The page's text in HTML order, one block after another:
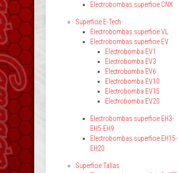
Electrobombas superficie CNX
Superficie E-Tech
Electrobombas superficie VL
Electrobombas superficie EV
Electrobomba EV1
Electrobomba EV3
Electrobomba EV6
Electrobomba EV10
Electrobomba EV15
Electrobomba EV20
Electrobombas superficie EH3-
EH5-EH9
Electrobombas superficie EH15-
EH20
Superficie Tallas